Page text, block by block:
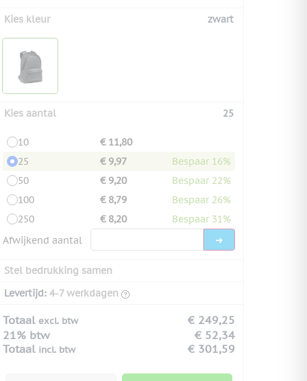
Kies kleur zwart
Kies aantal 25
10
€ 11,80
25
€ 9,97
Bespaar 16%
50
€ 9,20
Bespaar 22%
100
€ 8,79
Bespaar 26%
250
€ 8,20
Bespaar 31%
Afwijkend aantal
Stel bedrukking samen
Levertijd: 4-7 werkdagen
Totaal excl. btw
€ 249,25
21% btw
€ 52,34
Totaal incl. btw € 301,59